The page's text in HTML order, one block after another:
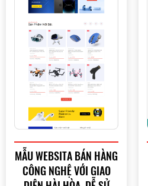
MẪU WEBSITA BÁN HÀNG
CÔNG NGHỆ VỚI GIAO